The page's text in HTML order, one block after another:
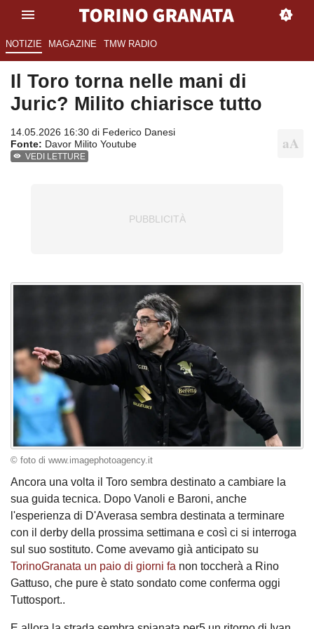
NOTIZIE MAGAZINE TMW RADIO
Il Toro torna nelle mani di
Juric? Milito chiarisce tutto
14.05.2026 16:30 di Federico Danesi
Fonte: Davor Milito Youtube
VEDI LETTURE
© foto di www.imagephotoagency.it
Ancora una volta il Toro sembra destinato a cambiare la
sua guida tecnica. Dopo Vanoli e Baroni, anche
l'esperienza di D'Averasa sembra destinata a terminare
con il derby della prossima settimana e così ci si interroga
sul suo sostituto. Come avevamo già anticipato su
TorinoGranata un paio di giorni fa non toccherà a Rino
Gattuso, che pure è stato sondato come conferma oggi
Tuttosport..